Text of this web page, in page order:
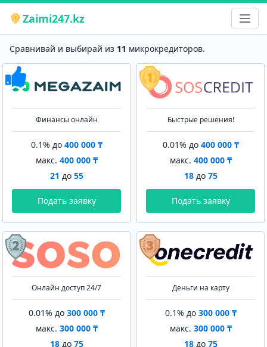
Zaimi247.kz
Сравнивай и выбирай из 11 микрокредиторов.
Финансы онлайн
0.1% до 400 000 ₸
макс. 400 000 ₸
21 до 55
Подать заявку
Быстрые решения!
0.01% до 400 000 ₸
макс. 400 000 ₸
18до 75
Подать заявку
Онлайн доступ 24/7
0.01% до 300 000 ₸
макс. 300 000 ₸
18до 75
Деньги на карту
0.1% до 300 000 ₸
макс. 300 000 ₸
18до 75